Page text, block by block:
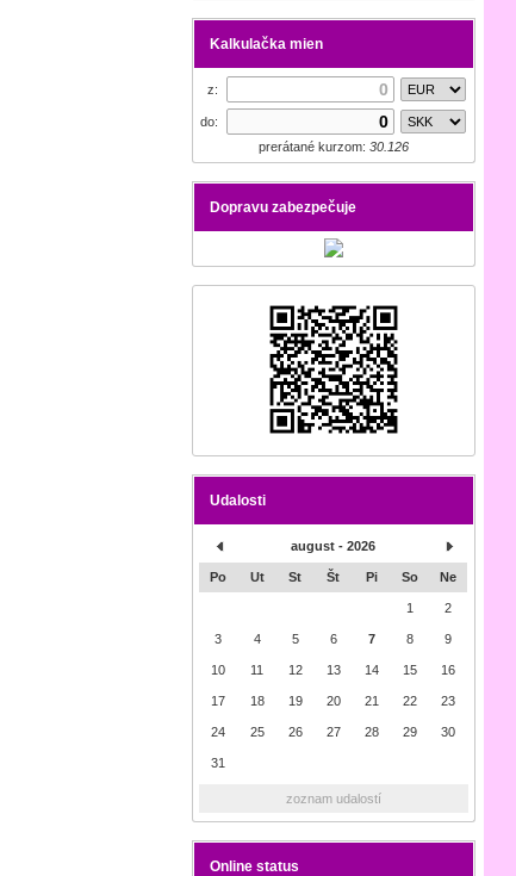
Kalkulačka mien
z:
do:
prerátané kurzom: 30.126
Dopravu zabezpečuje
Udalosti
august - 2026
Po Ut St Št Pi So Ne
1 2
3 4 5 6 7 8 9
10 11 12 13 14 15 16
17 18 19 20 21 22 23
24 25 26 27 28 29 30
31
zoznam udalostí
Online status